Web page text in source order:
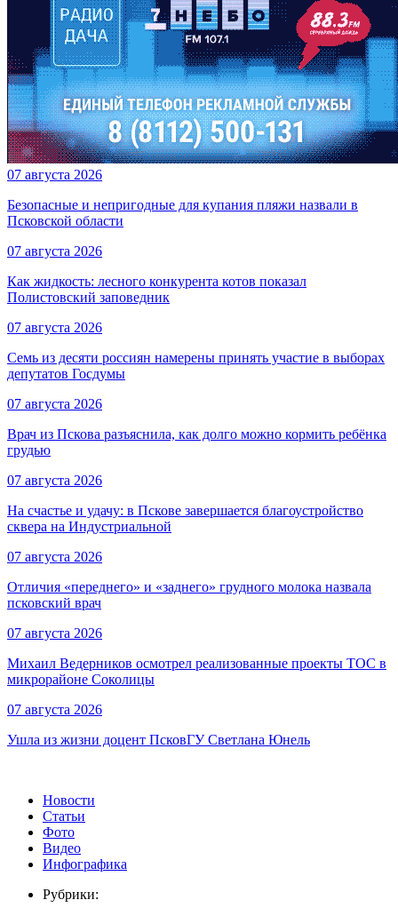
07 августа 2026
Безопасные и непригодные для купания пляжи назвали в
Псковской области
07 августа 2026
Как жидкость: лесного конкурента котов показал
Полистовский заповедник
07 августа 2026
Семь из десяти россиян намерены принять участие в выборах
депутатов Госдумы
07 августа 2026
Врач из Пскова разъяснила, как долго можно кормить ребёнка
грудью
07 августа 2026
На счастье и удачу: в Пскове завершается благоустройство
сквера на Индустриальной
07 августа 2026
Отличия «переднего» и «заднего» грудного молока назвала
псковский врач
07 августа 2026
Михаил Ведерников осмотрел реализованные проекты ТОС в
микрорайоне Соколицы
07 августа 2026
Ушла из жизни доцент ПсковГУ Светлана Юнель
Новости
Статьи
Фото
Видео
Инфографика
Рубрики: